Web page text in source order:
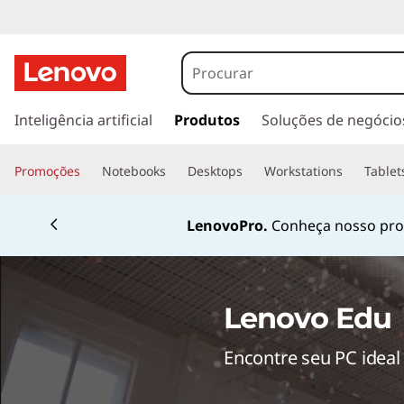
o
e
b
o
p
a
a
r
o
Inteligência artificial Produtos Soluções de
Promoções Notebooks Desktops Workstations
LenovoPro. Conheça nosso
Lenovo Edu
Encontre seu PC